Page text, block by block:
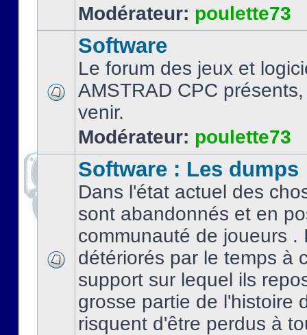
Modérateur: poulette73
Software
Le forum des jeux et
AMSTRAD CPC
venir.
Modérateur: poulette73
Software : Les dumps
Dans l'état actuel des
sont abandonnés et en
communauté de joueurs .
détériorés par le temps à
support sur lequel ils
grosse partie de l'histoire
risquent d'être perdus à